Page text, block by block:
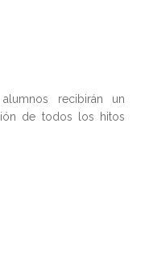
recibirán un
de todos los hitos